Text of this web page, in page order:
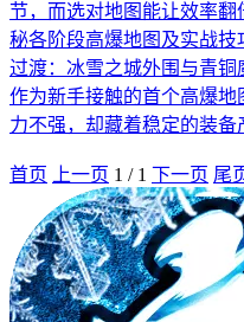
节，而选对地图能让效率翻
秘各阶段高爆地图及实战
过渡：冰雪之城外围与青铜
作为新手接触的首个高爆
力不强，却藏着稳定的装备
首页 上一页 1 / 1 下一页 尾